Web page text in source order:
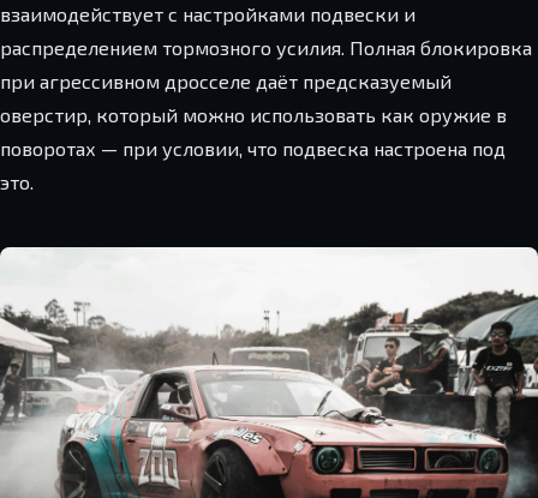
взаимодействует с настройками подвески и
распределением тормозного усилия. Полная блокировка
при агрессивном дросселе даёт предсказуемый
оверстир, который можно использовать как оружие в
поворотах — при условии, что подвеска настроена под
это.